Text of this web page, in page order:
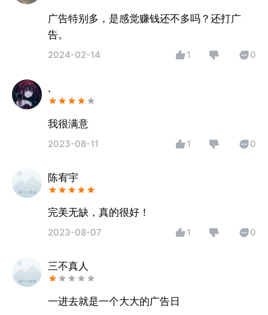
广告特别多，是感觉赚钱还不多吗？还打广
告。
2024-02-14 1 0
.
我很满意
2023-08-11 1 0
陈宥宇
完美无缺，真的很好！
2023-08-07 1 0
三不真人
一进去就是一个大大的广告日